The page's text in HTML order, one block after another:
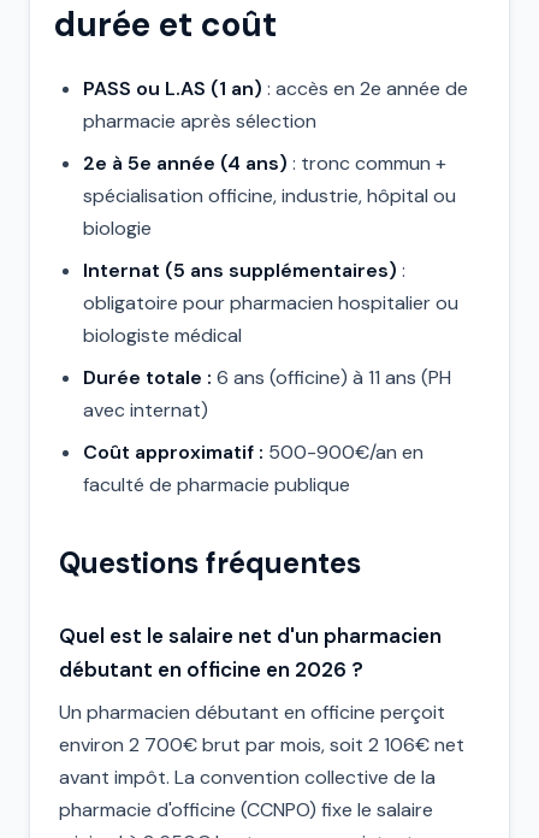
durée et coût
PASS ou L.AS (1 an) : accès en 2e année de
pharmacie après sélection
2e à 5e année (4 ans) : tronc commun +
spécialisation officine, industrie, hôpital ou
biologie
Internat (5 ans supplémentaires) :
obligatoire pour pharmacien hospitalier ou
biologiste médical
Durée totale : 6 ans (officine) à 11 ans (PH
avec internat)
Coût approximatif : 500-900€/an en
faculté de pharmacie publique
Questions fréquentes
Quel est le salaire net d'un pharmacien
débutant en officine en 2026 ?
Un pharmacien débutant en officine perçoit
environ 2 700€ brut par mois, soit 2 106€ net
avant impôt. La convention collective de la
pharmacie d'officine (CCNPO) fixe le salaire